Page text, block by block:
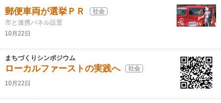
郵便車両が選挙ＰＲ 社会
市と連携パネル設置
10月22日
まちづくりシンポジウム
ローカルファーストの実践へ 社会
10月22日